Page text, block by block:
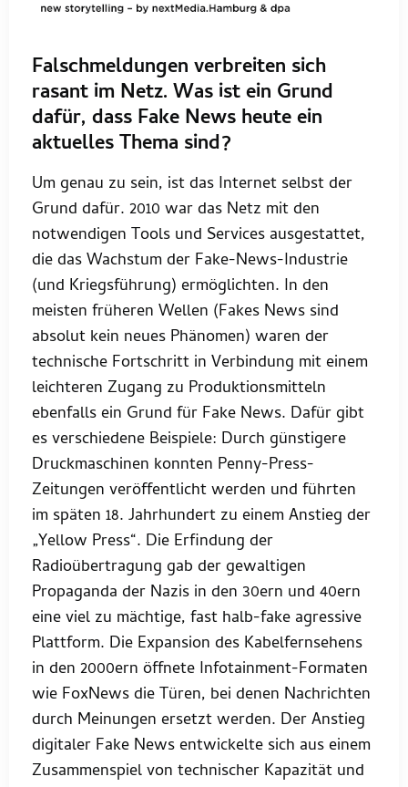
Falschmeldungen verbreiten sich
rasant im Netz. Was ist ein Grund
dafür, dass Fake News heute ein
aktuelles Thema sind?
Um genau zu sein, ist das Internet selbst der
Grund dafür. 2010 war das Netz mit den
notwendigen Tools und Services ausgestattet,
die das Wachstum der Fake-News-Industrie
(und Kriegsführung) ermöglichten. In den
meisten früheren Wellen (Fakes News sind
absolut kein neues Phänomen) waren der
technische Fortschritt in Verbindung mit einem
leichteren Zugang zu Produktionsmitteln
ebenfalls ein Grund für Fake News. Dafür gibt
es verschiedene Beispiele: Durch günstigere
Druckmaschinen konnten Penny-Press-
Zeitungen veröffentlicht werden und führten
im späten 18. Jahrhundert zu einem Anstieg der
„Yellow Press“. Die Erfindung der
Radioübertragung gab der gewaltigen
Propaganda der Nazis in den 30ern und 40ern
eine viel zu mächtige, fast halb-fake agressive
Plattform. Die Expansion des Kabelfernsehens
in den 2000ern öffnete Infotainment-Formaten
wie FoxNews die Türen, bei denen Nachrichten
durch Meinungen ersetzt werden. Der Anstieg
digitaler Fake News entwickelte sich aus einem
Zusammenspiel von technischer Kapazität und